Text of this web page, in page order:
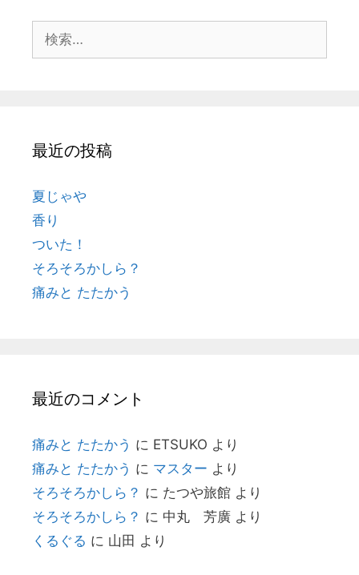
最近の投稿
夏じゃや
香り
ついた！
そろそろかしら？
痛みと たたかう
最近のコメント
痛みと たたかう に ETSUKO より
痛みと たたかう に マスター より
そろそろかしら？ に たつや旅館 より
そろそろかしら？ に 中丸 芳廣 より
くるぐる に 山田 より